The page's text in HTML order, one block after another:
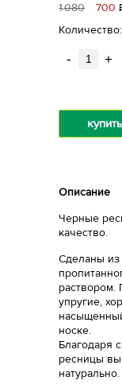
1080 700
Количество:
- +
купить
Описание
Черные
качество.
Сделаны из
раствором.
упругие,
носке.
Благодаря
ресницы
натурально.